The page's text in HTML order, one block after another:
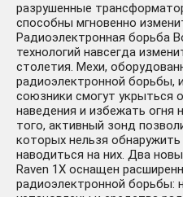
разрушенные
способны мгновенно
Радиоэлектронная борьба
технологий навсегда
столетия. Мехи,
радиоэлектронной борьбы,
союзники смогут укрыться
наведения и избежать огня
того, активный зонд
которых нельзя
наводиться на них. Два
Raven 1X оснащен
радиоэлектронной борьбы: